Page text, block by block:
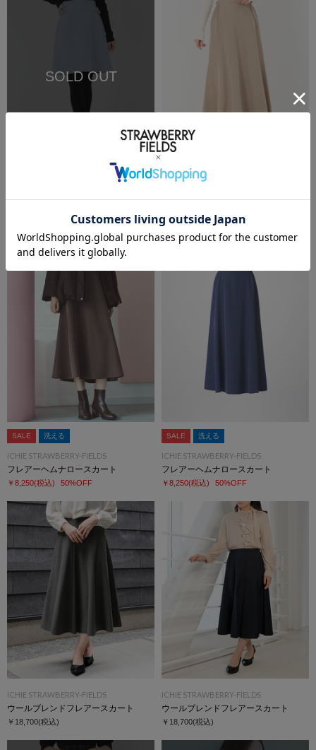
SOLD OUT
UNIVERVALMUSE
50%OFF
SALE 洗える
ICHIE STRAWBERRY-FIELDS
￥8,250(税込) 50%OFF
SALE 洗える
ICHIE STRAWBERRY-FIELDS
フレアーヘムナロースカート
￥8,250(税込) 50%OFF
SALE 洗える
ICHIE STRAWBERRY-FIELDS
フレアーヘムナロースカート
￥8,250(税込) 50%OFF
ICHIE STRAWBERRY-FIELDS
ウールブレンドフレアースカート
￥18,700(税込)
ICHIE STRAWBERRY-FIELDS
ウールブレンドフレアースカート
￥18,700(税込)